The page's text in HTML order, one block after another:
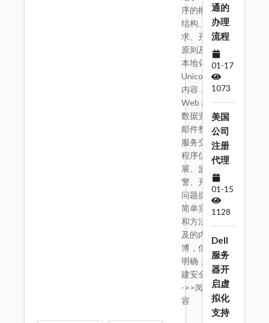
序的概念、体系
结构、硬件需
求、开发环境的
原则及国际化、
本地化和
Unicode等基本
内容，并为解决
Web 应用程序的
数据安全、电子
邮件整合、远程
服务交互、应用
程序优化、扩
展、监测和预
警、开放API等
问题提供了很多
简单实用的技巧
和方法。本书涉
及的内容十分广
博，但核心相当
明确，即如何构
建安全的、用 ---
->>阅读完整内
容
通的
办理
流程
01-17
1073
美国
公司
注册
代理
01-15
1128
Dell
服务
器开
启虚
拟化
支持